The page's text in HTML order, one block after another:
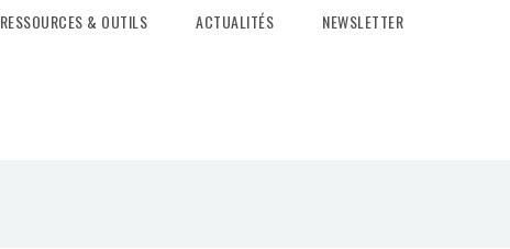
RESSOURCES & OUTILS ACTUALITÉS NEWSLETTER